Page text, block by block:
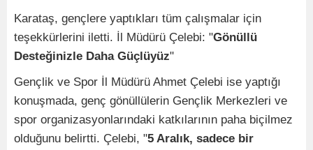
Karataş, gençlere yaptıkları tüm çalışmalar için
teşekkürlerini iletti. İl Müdürü Çelebi: "Gönüllü
Desteğinizle Daha Güçlüyüz"
Gençlik ve Spor İl Müdürü Ahmet Çelebi ise yaptığı
konuşmada, genç gönüllülerin Gençlik Merkezleri ve
spor organizasyonlarındaki katkılarının paha biçilmez
olduğunu belirtti. Çelebi, "5 Aralık, sadece bir